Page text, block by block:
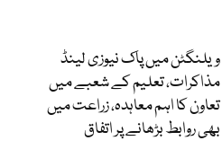
ویلنگٹن میں پاک نیوزی لینڈ
مذاکرات، تعلیم کے شعبے میں
تعاون کا اہم معاہدہ، زراعت میں
بھی روابط بڑھانے پر اتفاق